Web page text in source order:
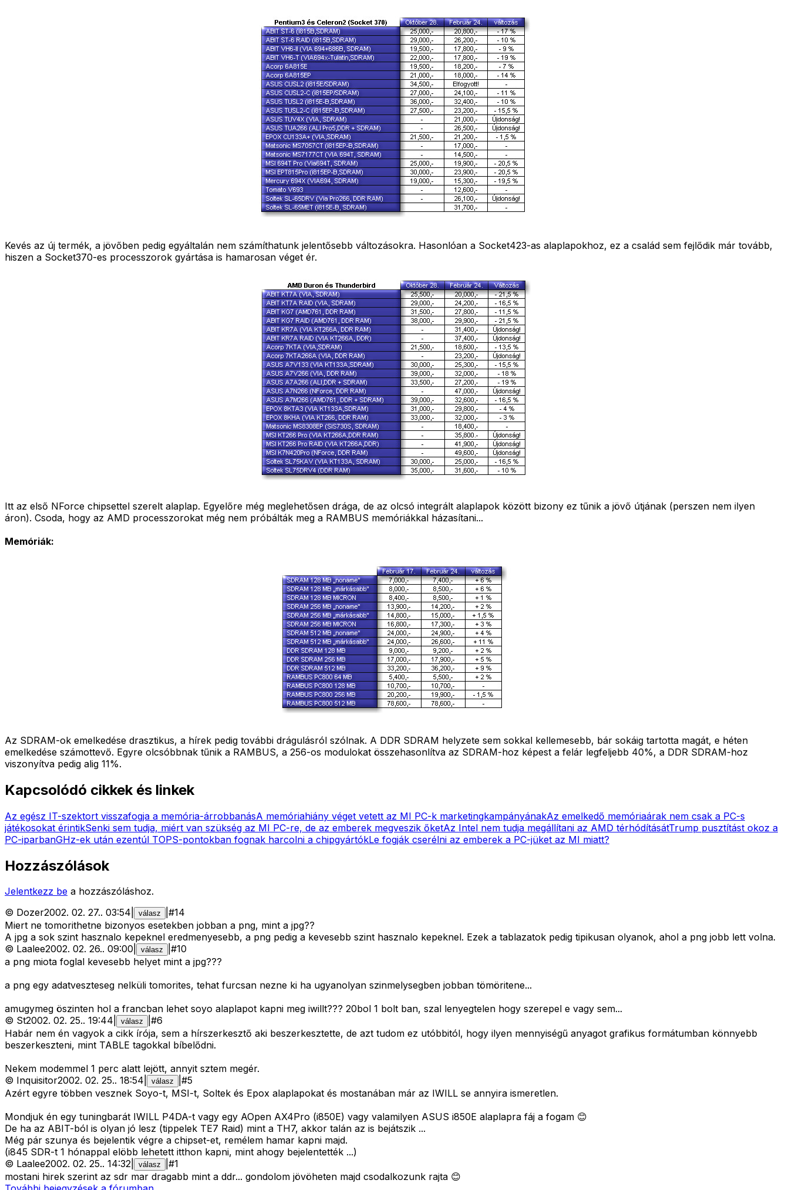
Kevés az új termék, a jövőben pedig egyáltalán nem számíthatunk jelentősebb változásokra. Hasonlóan a Socket423-as alaplapokhoz, ez a család sem fejlődik már tovább,
hiszen a Socket370-es processzorok gyártása is hamarosan véget ér.
Itt az első NForce chipsettel szerelt alaplap. Egyelőre még meglehetősen drága, de az olcsó integrált alaplapok között bizony ez tűnik a jövő útjának (perszen nem ilyen
áron). Csoda, hogy az AMD processzorokat még nem próbálták meg a RAMBUS memóriákkal házasítani...
Memóriák:
Az SDRAM-ok emelkedése drasztikus, a hírek pedig további drágulásról szólnak. A DDR SDRAM helyzete sem sokkal kellemesebb, bár sokáig tartotta magát, e héten
emelkedése számottevő. Egyre olcsóbbnak tűnik a RAMBUS, a 256-os modulokat összehasonlítva az SDRAM-hoz képest a felár legfeljebb 40%, a DDR SDRAM-hoz
viszonyítva pedig alig 11%.
Kapcsolódó cikkek és linkek
Az egész IT-szektort visszafogja a memória-árrobbanásA memóriahiány véget vetett az MI PC-k marketingkampányánakAz emelkedő memóriaárak nem csak a PC-s
játékosokat érintikSenki sem tudja, miért van szükség az MI PC-re, de az emberek megveszik őketAz Intel nem tudja megállítani az AMD térhódításátTrump pusztítást okoz a
PC-iparbanGHz-ek után ezentúl TOPS-pontokban fognak harcolni a chipgyártókLe fogják cserélni az emberek a PC-jüket az MI miatt?
Hozzászólások
Jelentkezz be a hozzászóláshoz.
© Dozer2002. 02. 27.. 03:54 válasz #14
Miert ne tomorithetne bizonyos esetekben jobban a png, mint a jpg??
A jpg a sok szint hasznalo kepeknel eredmenyesebb, a png pedig a kevesebb szint hasznalo kepeknel. Ezek a tablazatok pedig tipikusan olyanok, ahol a png jobb lett volna.
© Laalee2002. 02. 26.. 09:00 válasz #10
a png miota foglal kevesebb helyet mint a jpg???
a png egy adatveszteseg nelküli tomorites, tehat furcsan nezne ki ha ugyanolyan szinmelysegben jobban tömöritene...
amugymeg öszinten hol a francban lehet soyo alaplapot kapni meg iwillt??? 20bol 1 bolt ban, szal lenyegtelen hogy szerepel e vagy sem...
© St2002. 02. 25.. 19:44 válasz #6
Habár nem én vagyok a cikk írója, sem a hírszerkesztő aki beszerkesztette, de azt tudom ez utóbbitól, hogy ilyen mennyiségű anyagot grafikus formátumban könnyebb
beszerkeszteni, mint TABLE tagokkal bíbelődni.
Nekem modemmel 1 perc alatt lejött, annyit sztem megér.
© Inquisitor2002. 02. 25.. 18:54 válasz #5
Azért egyre többen vesznek Soyo-t, MSI-t, Soltek és Epox alaplapokat és mostanában már az IWILL se annyira ismeretlen.
Mondjuk én egy tuningbarát IWILL P4DA-t vagy egy AOpen AX4Pro (i850E) vagy valamilyen ASUS i850E alaplapra fáj a fogam 😊
De ha az ABIT-ból is olyan jó lesz (tippelek TE7 Raid) mint a TH7, akkor talán az is bejátszik ...
Még pár szunya és bejelentik végre a chipset-et, remélem hamar kapni majd.
(i845 SDR-t 1 hónappal elöbb lehetett itthon kapni, mint ahogy bejelentették ...)
© Laalee2002. 02. 25.. 14:32 válasz #1
mostani hirek szerint az sdr mar dragabb mint a ddr... gondolom jövöheten majd csodalkozunk rajta 😊